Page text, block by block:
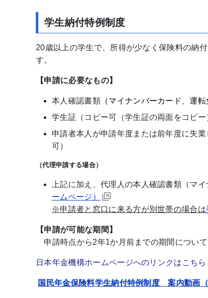
学生納付特例制度
20歳以上の学生で、所得が少なく保険料の納
す。
【申請に必要なもの】
本人確認書類（マイナンバーカード、運
学生証（コピー可（学生証の両面をコピ
申請者本人が申請年度または前年度に失
可）
（代理申請する場合）
上記に加え、代理人の本人確認書類（マ
ームページ）
※申請者と窓口に来る方が別世帯の場合は
【申請が可能な期間】
申請時点から2年1か月前までの期間について
日本年金機構ホームページへのリンクはこちら
国民年金保険料学生納付特例制度 案内動画